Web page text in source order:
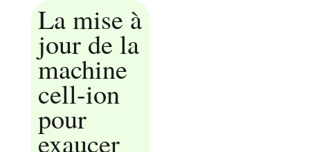
La mise à
jour de la
machine
cell-ion
pour
exaucer